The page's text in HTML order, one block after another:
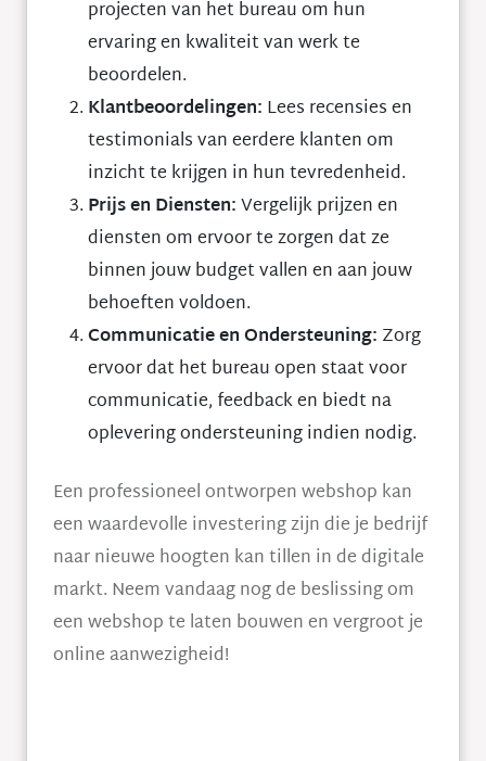
projecten van het bureau om hun
ervaring en kwaliteit van werk te
beoordelen.
Klantbeoordelingen: Lees recensies en
testimonials van eerdere klanten om
inzicht te krijgen in hun tevredenheid.
Prijs en Diensten:Vergelijk prijzen en
diensten om ervoor te zorgen dat ze
binnen jouw budget vallen en aan jouw
behoeften voldoen.
Communicatie en Ondersteuning: Zorg
ervoor dat het bureau open staat voor
communicatie, feedback en biedt na
oplevering ondersteuning indien nodig.
Een professioneel ontworpen webshop kan
een waardevolle investering zijn die je bedrijf
naar nieuwe hoogten kan tillen in de digitale
markt. Neem vandaag nog de beslissing om
een webshop te laten bouwen en vergroot je
online aanwezigheid!